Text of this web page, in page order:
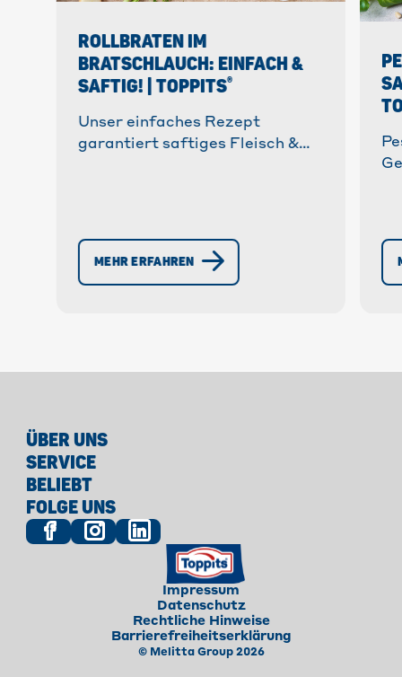
ROLLBRATEN IM
BRATSCHLAUCH: EINFACH &
SAFTIG! | TOPPITS®
Unser einfaches Rezept
garantiert saftiges Fleisch &
MEHR ERFAHREN
ÜBER UNS
SERVICE
BELIEBT
FOLGE UNS
© Melitta Group 2026
Impressum
Datenschutz
Rechtliche Hinweise
Barrierefreiheitserklärung